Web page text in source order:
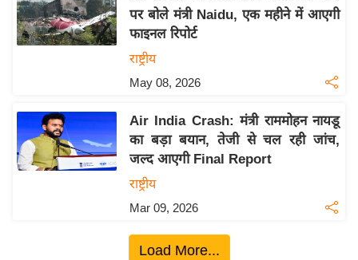
श
ख्सि
ग
इं
डि
पर बोले मंत्री Naidu, एक महीने में आएगी
फाइनल रिपोर्ट
राष्ट्रीय
May 08, 2026
Air India Crash: मंत्री राममोहन नायडू
का बड़ा बयान, तेजी से चल रही जांच,
जल्द आएगी Final Report
राष्ट्रीय
Mar 09, 2026
Load More...